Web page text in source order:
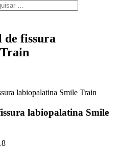
de fissura
labiopalatina Smile Train
labiopalatina Smile